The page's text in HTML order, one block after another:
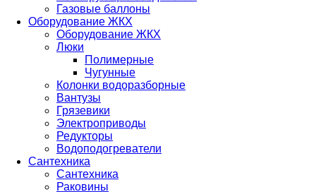
Газовые баллоны
Оборудование ЖКХ
Оборудование ЖКХ
Люки
Полимерные
Чугунные
Колонки водоразборные
Вантузы
Грязевики
Электроприводы
Редукторы
Водоподогреватели
Сантехника
Сантехника
Раковины